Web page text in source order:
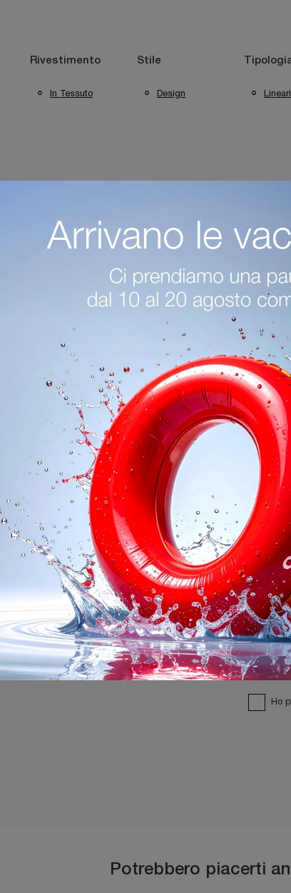
Rivestimento
In Tessuto
Stile
Design Lineari
Di Divani A Desenzano Del Garda Negozio Di Divani A
Salotti Miniforms Bergamo
cataloghi
Ho
Potrebbero piacerti